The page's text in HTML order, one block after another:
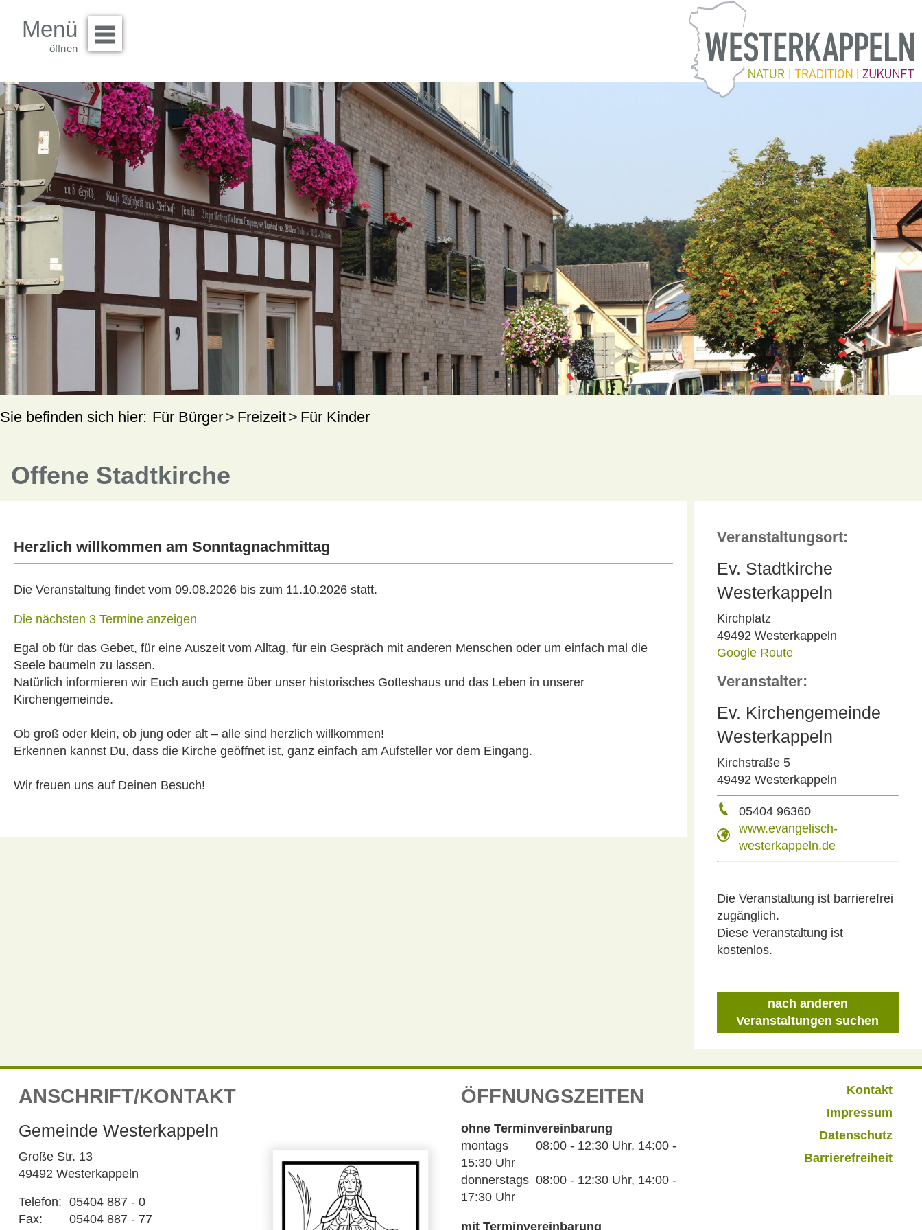
Menü
Für Bürger Freizeit Für Kinder
Offene Stadtkirche
Herzlich willkommen am Sonntagnachmittag
Die Veranstaltung findet vom 09.08.2026 bis zum 11.10.2026 statt.
Die nächsten 3 Termine anzeigen
Egal ob für das Gebet, für eine Auszeit vom Alltag, für ein Gespräch mit anderen Menschen oder um einfach mal die
Seele baumeln zu lassen.
Natürlich informieren wir Euch auch gerne über unser historisches Gotteshaus und das Leben in unserer
Kirchengemeinde.
Ob groß oder klein, ob jung oder alt – alle sind herzlich willkommen!
Erkennen kannst Du, dass die Kirche geöffnet ist, ganz einfach am Aufsteller vor dem Eingang.
Wir freuen uns auf Deinen Besuch!
nach anderen
Veranstaltungen suchen
Veranstaltungsort:
Ev. Stadtkirche
Westerkappeln
Kirchplatz
49492 Westerkappeln
Google Route
Veranstalter:
Ev. Kirchengemeinde
Westerkappeln
Kirchstraße 5
49492 Westerkappeln
05404 96360
www.evangelisch-
westerkappeln.de
Die Veranstaltung ist barrierefrei
zugänglich.
Diese Veranstaltung ist
kostenlos.
ANSCHRIFT/KONTAKT
Gemeinde Westerkappeln
Große Str. 13
49492 Westerkappeln
Telefon: 05404 887 - 0
Fax:
05404 887 - 77
ÖFFNUNGSZEITEN
ohne Terminvereinbarung
montags 08:00 - 12:30 Uhr, 14:00 -
15:30 Uhr
donnerstags 08:00 - 12:30 Uhr, 14:00 -
17:30 Uhr
mit Terminvereinbarung
Kontakt
Impressum
Datenschutz
Barrierefreiheit